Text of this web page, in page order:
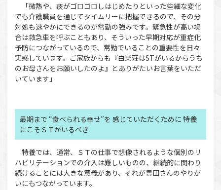
「微熱や、痰がゴロゴロしはじめたりといった些細な変化
でも介護職員を通じてタイムリーに把握できるので、その分
対処も速やかにできるのが常勤の強みです。緊急性が高い場
合は救急車を呼ぶこともあり、そういった早期対応が重症化
予防につながっているので、常勤でいることの重要性を日々
実感しています。ご家族からも『白楽荘はSTがいるからうち
のお母さんをお願いしたのよ』とありがたいお言葉をいただ
いています」
最期まで “食べられる幸せ”を 感じていただくために 特養
にこそＳＴがいるべき
特養では、通常、ＳＴの仕事で想像されるような個別のリ
ハビリテーションでの介入は難しいものの、継続的に関わり
続けることには大きな意義があり、それが豊田さんのやりが
いにもつながっています。